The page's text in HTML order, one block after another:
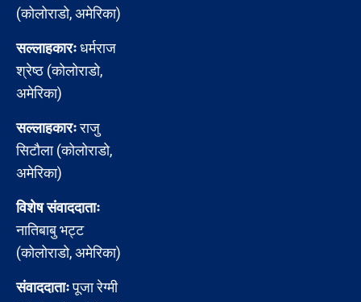
(कोलोराडो, अमेरिका)
सल्लाहकारःधर्मराज
श्रेष्ठ (कोलोराडो,
अमेरिका)
सल्लाहकारःराजु
सिटौला (कोलोराडो,
अमेरिका)
विशेष संवाददाताः
नातिबाबु भट्ट
(कोलोराडो, अमेरिका)
संवाददाताःपूजा रेग्मी